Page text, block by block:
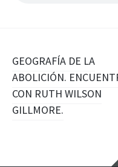
Navegación
de
entradas
GEOGRAFÍA DE LA
ABOLICIÓN.
CON RUTH WILSON
GILLMORE.